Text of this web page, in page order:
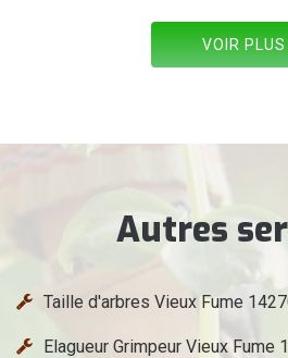
VOIR PLUS
Autres
Taille d'arbres Vieux Fume
Elagueur Grimpeur Vieux Fume